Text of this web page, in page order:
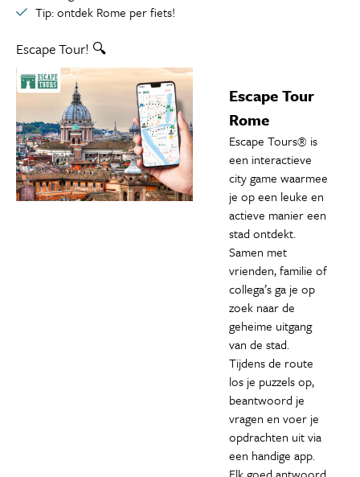
Tip: ontdek Rome per fiets!
Escape Tour! 🔍
Escape Tour
Rome
Escape Tours® is
een interactieve
city game waarmee
je op een leuke en
actieve manier een
stad ontdekt.
Samen met
vrienden, familie of
collega’s ga je op
zoek naar de
geheime uitgang
van de stad.
Tijdens de route
los je puzzels op,
beantwoord je
vragen en voer je
opdrachten uit via
een handige app.